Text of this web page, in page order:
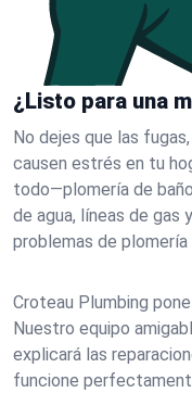
¿Listo para una
No dejes que las
causen estrés en tu
todo—plomería de
de agua, líneas de gas
problemas de plomería
Croteau Plumbing
Nuestro equipo
explicará las
funcione